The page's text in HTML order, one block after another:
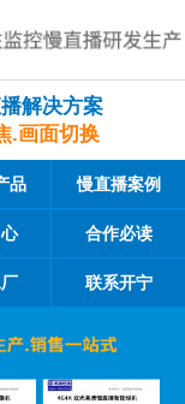
解决方案
.画面切换
品 慢直播案例
合作必读
联系开宁